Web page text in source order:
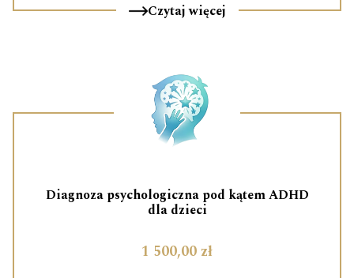
Czytaj więcej
Diagnoza psychologiczna pod kątem ADHD
dla dzieci
1 500,00 zł